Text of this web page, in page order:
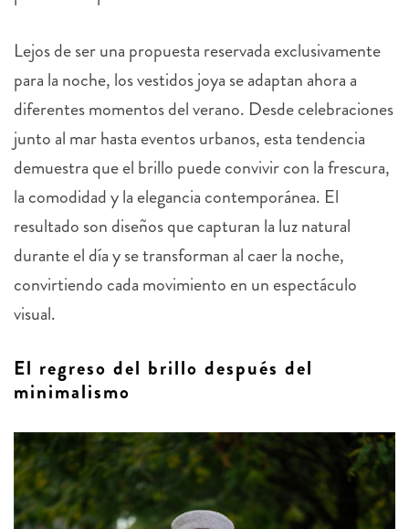
para la noche, los vestidos joya se adaptan ahora a
diferentes momentos del verano. Desde celebraciones
junto al mar hasta eventos urbanos, esta tendencia
demuestra que el brillo puede convivir con la frescura,
la comodidad y la elegancia contemporánea. El
resultado son diseños que capturan la luz natural
durante el día y se transforman al caer la noche,
convirtiendo cada movimiento en un espectáculo
visual.
minimalismo